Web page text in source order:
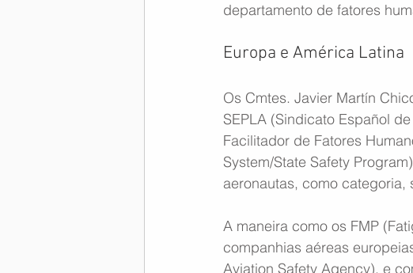
departamento de fatores
Europa e América Latina
Os Cmtes. Javier Martín
SEPLA (Sindicato Español
Facilitador de Fatores
System/State Safety
aeronautas, como
A maneira como os FMP
companhias aéreas
Aviation Safety Agency), e